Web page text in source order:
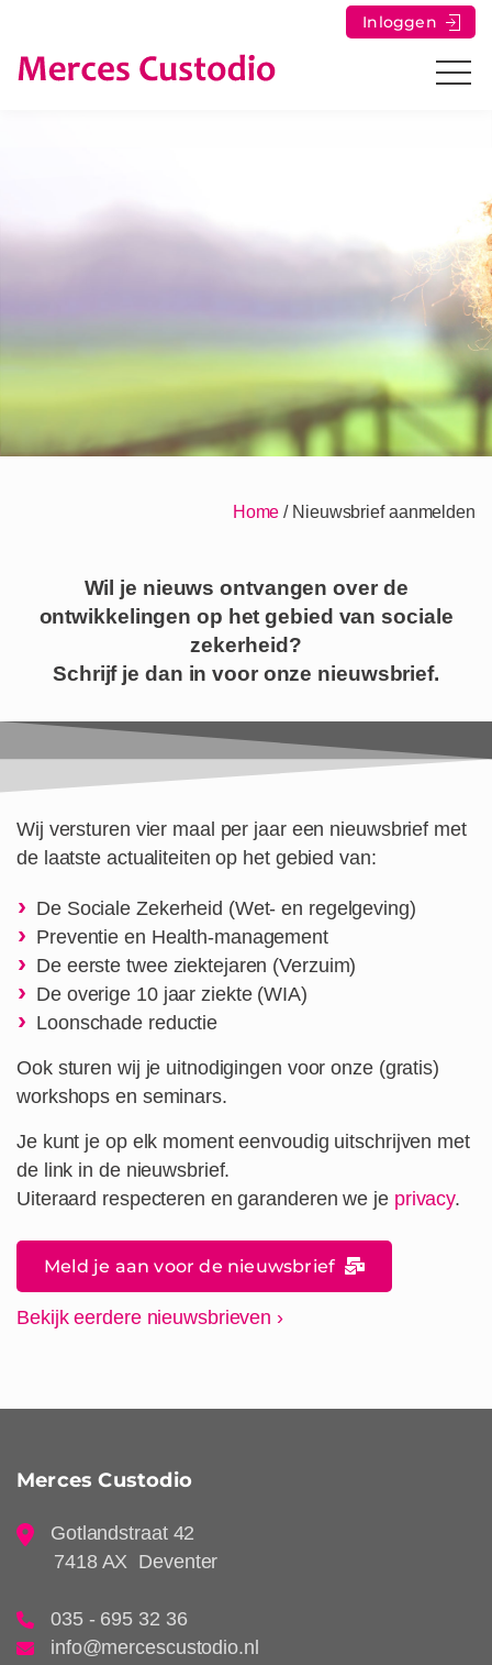
Inloggen
Home / Nieuwsbrief aanmelden
Wil je nieuws ontvangen over de
ontwikkelingen op het gebied van sociale
zekerheid?
Schrijf je dan in voor onze nieuwsbrief.
Wij versturen vier maal per jaar een nieuwsbrief met
de laatste actualiteiten op het gebied van:
De Sociale Zekerheid (Wet- en regelgeving)
Preventie en Health-management
De eerste twee ziektejaren (Verzuim)
De overige 10 jaar ziekte (WIA)
Loonschade reductie
Ook sturen wij je uitnodigingen voor onze (gratis)
workshops en seminars.
Je kunt je op elk moment eenvoudig uitschrijven met
de link in de nieuwsbrief.
Uiteraard respecteren en garanderen we je privacy.
Meld je aan voor de nieuwsbrief
Bekijk eerdere nieuwsbrieven ›
Merces Custodio
Gotlandstraat 42
7418 AX Deventer
035 - 695 32 36
info@mercescustodio.nl